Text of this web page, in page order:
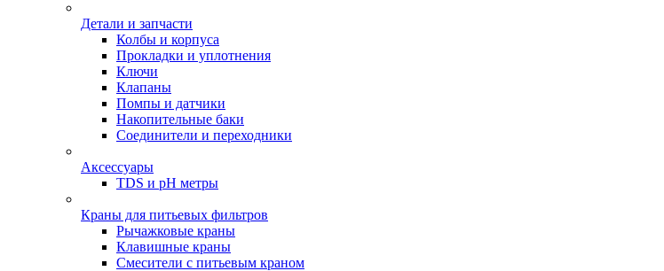
Детали и запчасти
Колбы и корпуса
Прокладки и уплотнения
Ключи
Клапаны
Помпы и датчики
Накопительные баки
Соединители и переходники
Аксессуары
TDS и pH метры
Краны для питьевых фильтров
Рычажковые краны
Клавишные краны
Смесители с питьевым краном